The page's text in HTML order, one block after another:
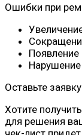
Ошибки при
Оставьте
Хотите
для решения